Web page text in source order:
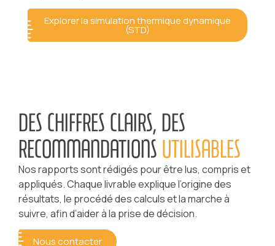
Explorer la simulation thermique dynamique
(STD)
DES CHIFFRES CLAIRS, DES
RECOMMANDATIONS UTILISABLES
Nos rapports sont rédigés pour être lus, compris et
appliqués. Chaque livrable explique l’origine des
résultats, le procédé des calculs et la marche à
suivre, afin d’aider à la prise de décision.
Nous contacter